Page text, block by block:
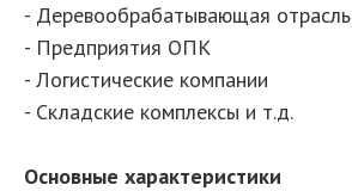
- Деревообрабатывающая отрасль
- Предприятия ОПК
- Логистические компании
- Складские комплексы и т.д.
Основные характеристики